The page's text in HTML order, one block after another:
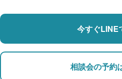
支払い対応
マンション・アパー
店舗・事務所対応
今すぐLINE
相談会の予約